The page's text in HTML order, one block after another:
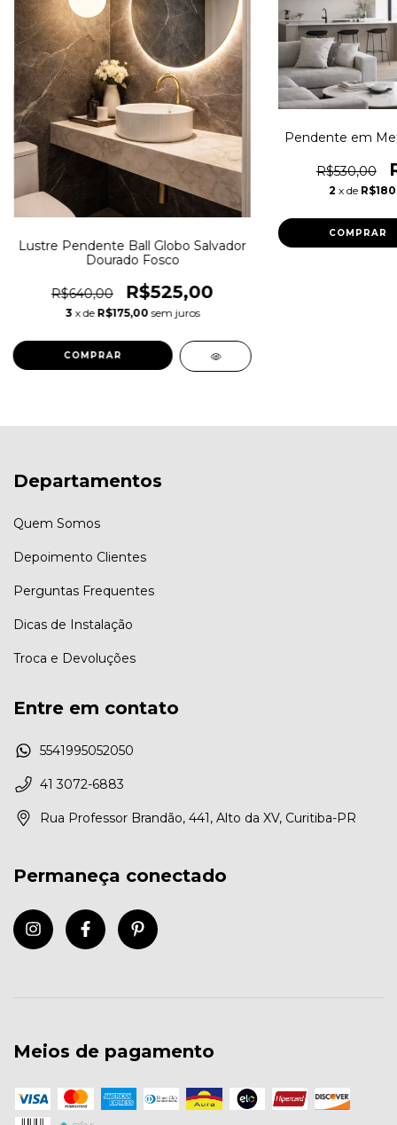
Lustre Pendente Ball Globo Salvador
Dourado Fosco
R$640,00 R$525,00
3 x de R$175,00 sem juros
Pendente em
R$530,00
2 x de
Departamentos
Quem Somos
Depoimento Clientes
Perguntas Frequentes
Dicas de Instalação
Troca e Devoluções
Entre em contato
5541995052050
41 3072-6883
Rua Professor Brandão, 441, Alto da XV, Curitiba-PR
Permaneça conectado
Meios de pagamento